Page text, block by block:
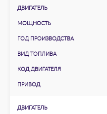
ДВИГАТЕЛЬ
МОЩНОСТЬ
ГОД ПРОИЗВОДСТВА
ВИД ТОПЛИВА
КОД ДВИГАТЕЛЯ
ПРИВОД
ДВИГАТЕЛЬ